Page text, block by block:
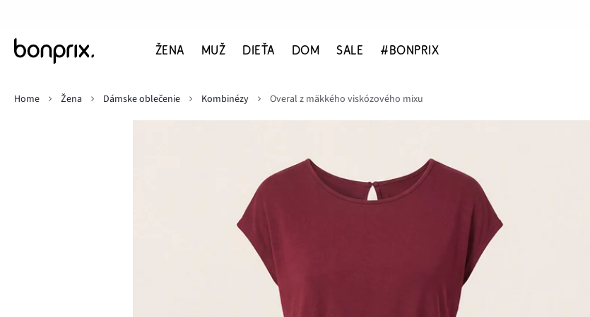
ŽENA MUŽ DIEŤA DOM SALE #BONPRIX
Home
Žena Dámske oblečenie Kombinézy Overal z mäkkého viskózového mixu